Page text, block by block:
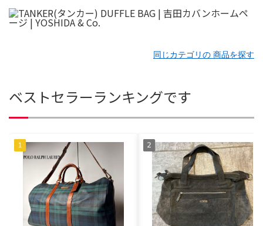
同じカテゴリの 商品を探す
ベストセラーランキングです